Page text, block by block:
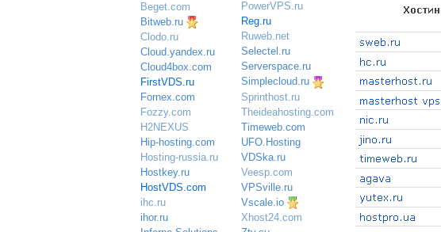
Beget.com
Bitweb.ru
Clodo.ru
Cloud.yandex.ru
Cloud4box.com
FirstVDS.ru
Fornex.com
Fozzy.com
H2NEXUS
Hip-hosting.com
Hosting-russia.ru
Hostkey.ru
HostVDS.com
ihc.ru
ihor.ru
PowerVPS.ru
Reg.ru
Ruweb.net
Selectel.ru
Serverspace.ru
Simplecloud.ru
Sprinthost.ru
Theideahosting.com
Timeweb.com
UFO.Hosting
VDSka.ru
Veesp.com
VPSville.ru
Vscale.io
Xhost24.com